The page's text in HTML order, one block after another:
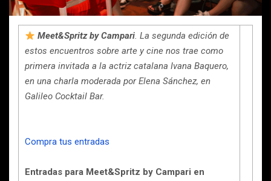
Meet&Spritz by Campari. La segunda edición de
estos encuentros sobre arte y cine nos trae como
primera invitada a la actriz catalana Ivana Baquero,
en una charla moderada por Elena Sánchez, en
Galileo Cocktail Bar.
Compra tus entradas
Entradas para Meet&Spritz by Campari en